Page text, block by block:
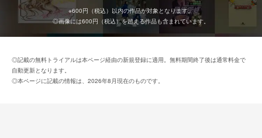
※600円（税込）以内の作品が対象となります。
◎画像には600円（税込）を超える作品も含まれています。
◎記載の無料トライアルは本ページ経由の新規登録に適用。無料期間終了後は通常料金で
自動更新となります。
◎本ページに記載の情報は、2026年8月現在のものです。